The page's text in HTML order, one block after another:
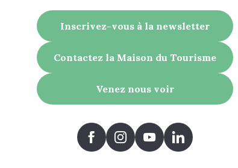
Inscrivez-vous à la newsletter
Contactez la Maison du Tourisme
Venez nous voir